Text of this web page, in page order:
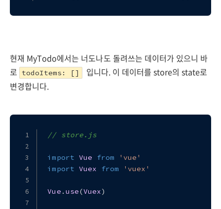
현재 MyTodo에서는 너도나도 돌려쓰는 데이터가 있으니 바
로 todoItems: []
입니다. 이 데이터를 store의 state로
변경합니다.
// store.js
import Vue from
'vue'
import Vuex from 'vuex'
Vue . use(Vuex)